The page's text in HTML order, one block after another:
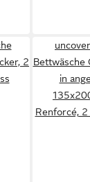
2 Bettwäsche
in
Renforcé, 2